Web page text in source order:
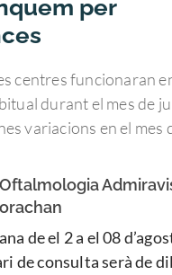
per
centres funcionaran
durant el mes de
variacions en el mes
de el 2 a el 08
de consulta serà de